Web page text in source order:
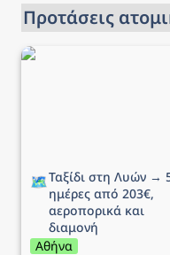
Προτάσεις
Ταξίδι στη Λυών → 5
🗺️Ταξίδι στη Λυών →
ημέρες από 203€,
αεροπορικά και
διαμονή
Αθήνα